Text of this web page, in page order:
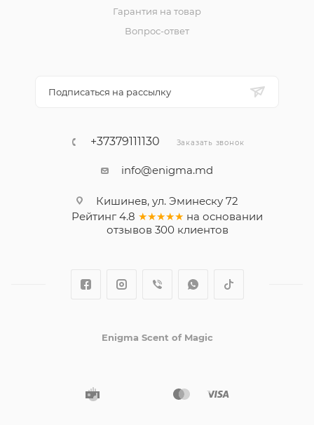
Гарантия на товар
Вопрос-ответ
Подписаться на рассылку
+37379111130 Заказать звонок
info@enigma.md
Кишинев, ул. Эминеску 72
Рейтинг 4.8 ★★★★★ на основании
отзывов 300клиентов
Enigma Scent of Magic